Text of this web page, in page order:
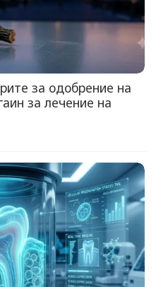
за одобрение на
за лечение на